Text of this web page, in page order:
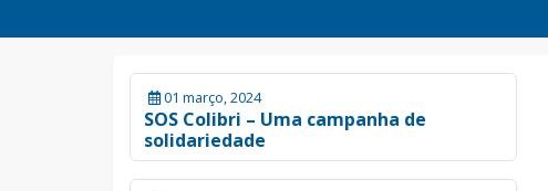
01 março, 2024
SOS Colibri – Uma campanha de
solidariedade